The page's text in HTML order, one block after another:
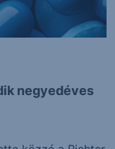
negyedéves